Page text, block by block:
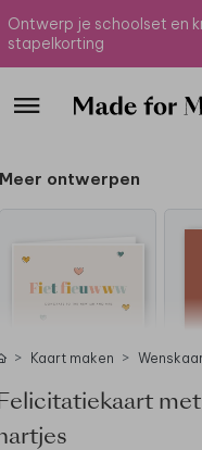
Ontwerp je schoolset en
stapelkorting
Meer ontwerpen
Kaart maken